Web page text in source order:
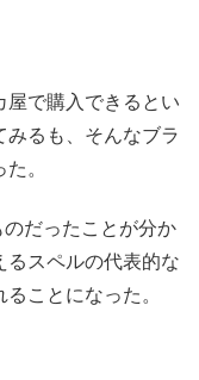
屋で購入できるとい
みるも、そんなブラ
。
だったことが分か
るスペルの代表的な
ことになった。